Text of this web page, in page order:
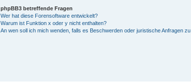
phpBB3 betreffende Fragen
Wer hat diese Forensoftware entwickelt?
Warum ist Funktion x oder y nicht enthalten?
An wen soll ich mich wenden, falls es Beschwerden oder juristische Anfragen